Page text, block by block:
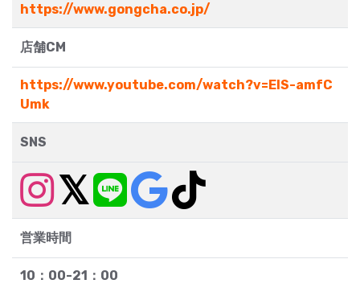
https://www.gongcha.co.jp/
店舗CM
https://www.youtube.com/watch?v=ElS-amfC
Umk
SNS
営業時間
10：00-21：00